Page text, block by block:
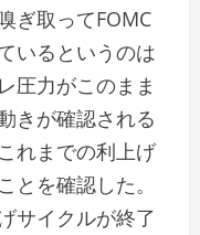
ぎ取ってFOMC
いるというのは
圧力がこのまま
きが確認される
れまでの利上げ
とを確認した。
サイクルが終了